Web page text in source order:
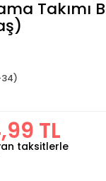
Takımı
34)
TL
taksitlerle